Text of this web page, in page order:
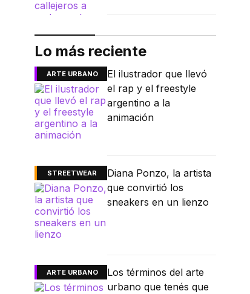
Lo más reciente
ARTE URBANO
El ilustrador que llevó
el rap y el freestyle
argentino a la
animación
STREETWEAR
Diana Ponzo, la artista
que convirtió los
sneakers en un lienzo
ARTE URBANO
Los términos del arte
urbano que tenés que